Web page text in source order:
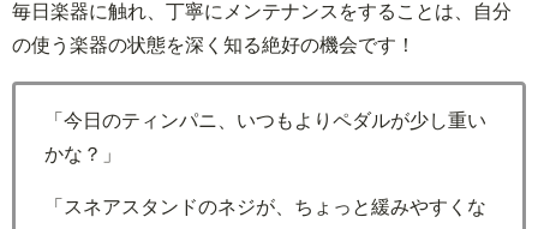
毎日楽器に触れ、丁寧にメンテナンスをすることは、自分
の使う楽器の状態を深く知る絶好の機会です！
「今日のティンパニ、いつもよりペダルが少し重い
かな？」
「スネアスタンドのネジが、ちょっと緩みやすくな